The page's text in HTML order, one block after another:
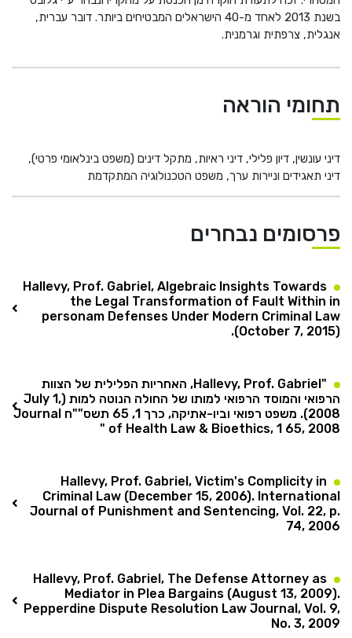
בשנת 2013 לאחד מ-40 הישראלים המבטיחים ביותר. דובר עברית,
אנגלית, צרפתית וגרמנית.
תחומי הוראה
דיני עונשין, דיון פלילי, דיני ראיות, מתקל דינים (משפט בינלאומי פרטי),
דיני תאגידים וניירות ערך, משפט הטכנולוגיה המתקדמת
פרסומים נבחרים
Hallevy, Prof. Gabriel, Algebraic Insights Towards
the Legal Transformation of Fault Within in
personam Defenses Under Modern Criminal Law
(October 7, 2015).
"Hallevy, Prof. Gabriel, האחריות הפלילית של הצוות
הרפואי והמוסד הרפואי למותו של החולה הנוטה למות (July 1,
2008). משפט רפואי וביו-אתיקה, כרך 1, 65 תשס""ח Journal
of Health Law & Bioethics, 1 65, 2008 "
Hallevy, Prof. Gabriel, Victim's Complicity in
Criminal Law (December 15, 2006). International
Journal of Punishment and Sentencing, Vol. 22, p.
74, 2006
Hallevy, Prof. Gabriel, The Defense Attorney as
Mediator in Plea Bargains (August 13, 2009).
Pepperdine Dispute Resolution Law Journal, Vol. 9,
No. 3, 2009